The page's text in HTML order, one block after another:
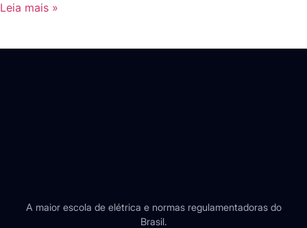
Leia mais »
A maior escola de elétrica e normas regulamentadoras do
Brasil.